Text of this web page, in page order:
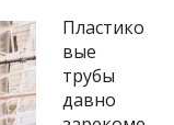
Пластико
вые
трубы
давно